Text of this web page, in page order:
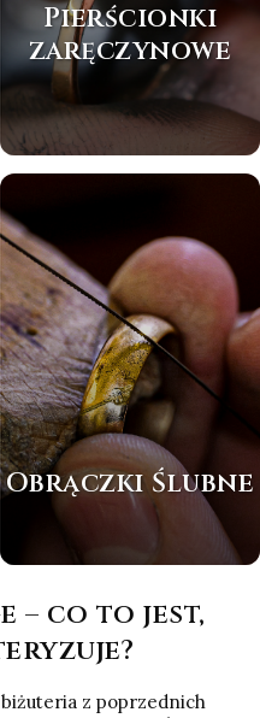
Pierścionki
zaręczynowe
Obrączki Ślubne
– co to jest,
z poprzednich